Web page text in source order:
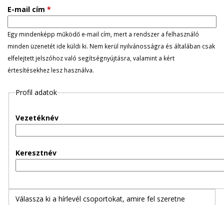
d
l
e
g
e
E-mail cím *
Egy mindenképp működő e-mail cím, mert a rendszer a felhasználó
minden üzenetét ide küldi ki. Nem kerül nyilvánosságra és általában csak
elfelejtett jelszóhoz való segítségnyújtásra, valamint a kért
értesítésekhez lesz használva.
Profil adatok
Vezetéknév
Keresztnév
Válassza ki a hírlevél csoportokat, amire fel szeretne